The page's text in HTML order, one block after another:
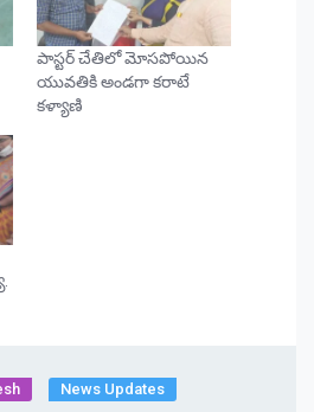
పాస్టర్ చేతిలో మోసపోయిన
యువతికి అండగా కరాటే
కళ్యాణి
News Updates